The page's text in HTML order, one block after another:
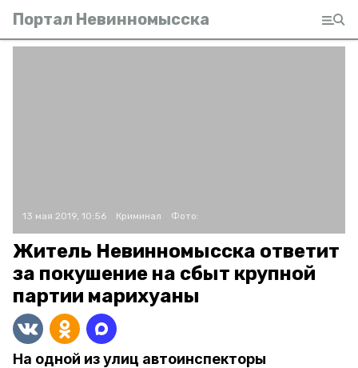
Портал Невинномысска
13 мая 2019, 10:56 Криминал Фото:
Житель Невинномысска ответит
за покушение на сбыт крупной
партии марихуаны
На одной из улиц автоинспекторы